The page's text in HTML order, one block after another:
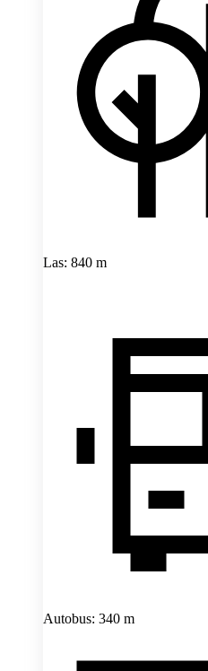
Las: 840 m
Autobus: 340 m